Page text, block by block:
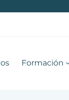
Formación